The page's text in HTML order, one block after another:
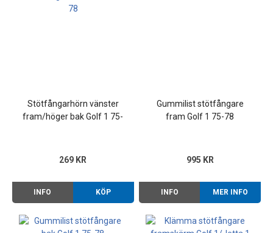
Stötfångarhörn vänster
fram/höger bak Golf 1 75-
269 KR
INFO KÖP
Gummilist stötfångare
fram Golf 1 75-78
995 KR
INFO MER INFO